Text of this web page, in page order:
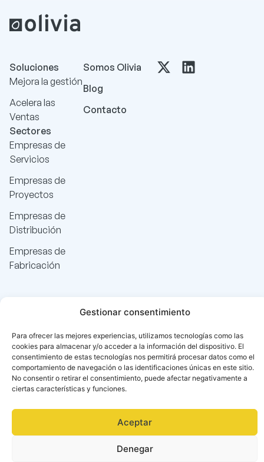
Gestionar consentimiento
Para ofrecer las mejores experiencias, utilizamos tecnologías como las
cookies para almacenar y/o acceder a la información del dispositivo. El
consentimiento de estas tecnologías nos permitirá procesar datos como el
comportamiento de navegación o las identificaciones únicas en este sitio.
No consentir o retirar el consentimiento, puede afectar negativamente a
ciertas características y funciones.
Aceptar
Denegar
Soluciones
Mejora la gestión
Acelera las
Ventas
Sectores
Empresas de
Servicios
Empresas de
Proyectos
Empresas de
Distribución
Empresas de
Fabricación
Somos Olivia
Blog
Contacto